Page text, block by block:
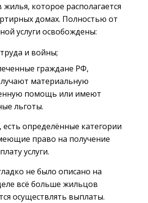
которое располагается
домах. Полностью от
услуги освобождены:
и войны;
граждане РФ,
материальную
помощь или имеют
льготы.
есть определённые категории
право на получение
услуги.
не было описано на
всё больше жильцов
осуществлять выплаты.